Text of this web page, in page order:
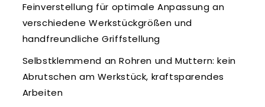
Feinverstellung für optimale Anpassung an
verschiedene Werkstückgrößen und
handfreundliche Griffstellung
Selbstklemmend an Rohren und Muttern: kein
Abrutschen am Werkstück, kraftsparendes
Arbeiten